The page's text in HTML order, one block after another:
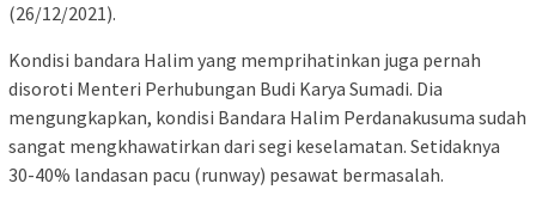
(26/12/2021).
Kondisi bandara Halim yang memprihatinkan juga pernah
disoroti Menteri Perhubungan Budi Karya Sumadi. Dia
mengungkapkan, kondisi Bandara Halim Perdanakusuma sudah
sangat mengkhawatirkan dari segi keselamatan. Setidaknya
30-40% landasan pacu (runway) pesawat bermasalah.